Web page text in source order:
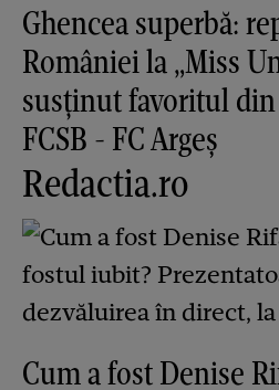
Ghencea superbă:
României la „Miss
susținut favoritul
FCSB - FC Argeș
Redactia.ro
Cum a fost Denise